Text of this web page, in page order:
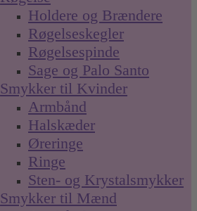
Holdere og Brændere
Røgelseskegler
Røgelsespinde
Sage og Palo Santo
Smykker til Kvinder
Armbånd
Halskæder
Øreringe
Ringe
Sten- og Krystalsmykker
Smykker til Mænd